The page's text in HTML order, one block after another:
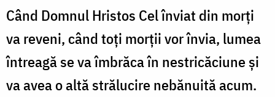
Când Domnul Hristos Cel înviat din morți
va reveni, când toți morții vor învia, lumea
întreagă se va îmbrăca în nestricăciune și
va avea o altă strălucire nebănuită acum.